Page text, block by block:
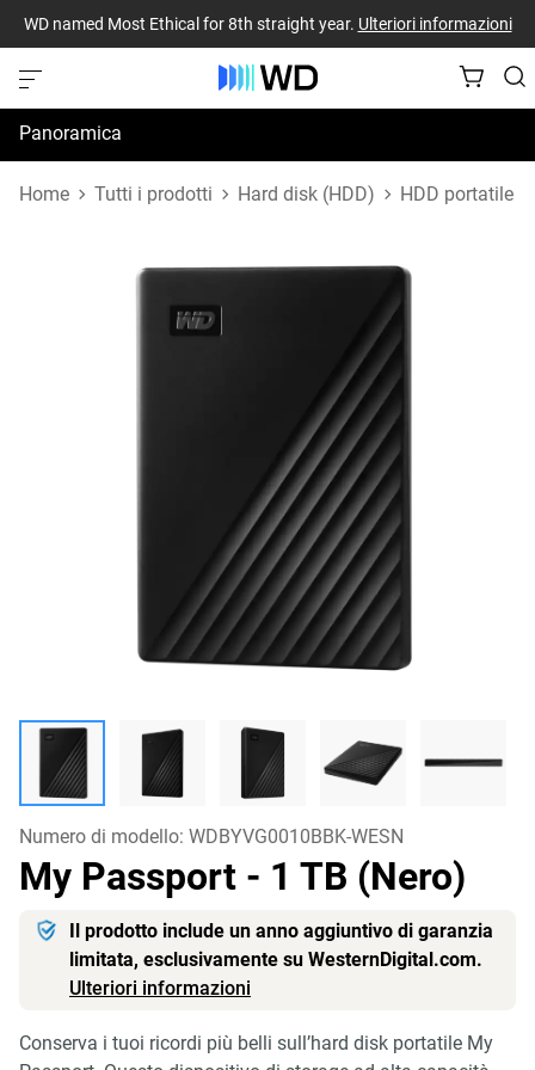
WD named Most Ethical for 8th straight year. Ulteriori informazioni
Panoramica
Specifiche
Home Tutti i prodotti Hard disk (HDD) HDD portatile
Numero di modello: WDBYVG0010BBK-WESN
My Passport - 1 TB (Nero)
Il prodotto include un anno aggiuntivo di garanzia
limitata, esclusivamente su WesternDigital.com.
Ulteriori informazioni
Conserva i tuoi ricordi più belli sull’hard disk portatile My